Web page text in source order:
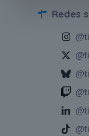
Redes